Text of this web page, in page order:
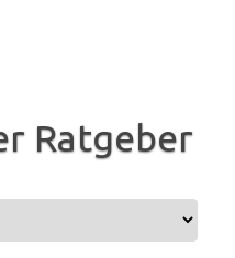
Ratgeber